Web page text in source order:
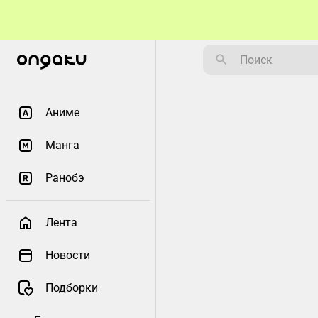
Аниме
Манга
Ранобэ
Лента
Новости
Подборки